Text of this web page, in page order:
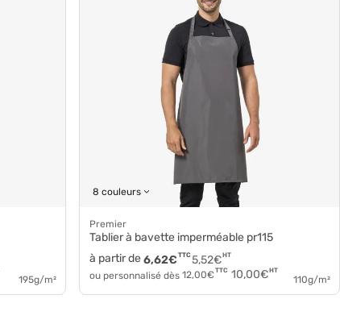
195g/m²
8 couleurs
Premier
Tablier à bavette imperméable pr115
à partir de
5,52€HT
6,62€ TTC
ou personnalisé dès 12,00€ TTC 10,00€HT
110g/m²